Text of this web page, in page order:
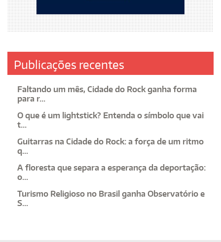
Publicações recentes
Faltando um mês, Cidade do Rock ganha forma
para r...
O que é um lightstick? Entenda o símbolo que vai
t...
Guitarras na Cidade do Rock: a força de um ritmo
q...
A floresta que separa a esperança da deportação:
o...
Turismo Religioso no Brasil ganha Observatório e
S...